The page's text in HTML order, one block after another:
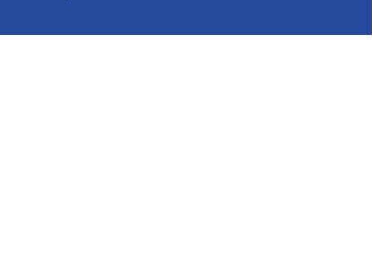
культуры и наследия